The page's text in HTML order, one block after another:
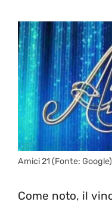
Amici 21 (Fonte: Google)
Come noto, il